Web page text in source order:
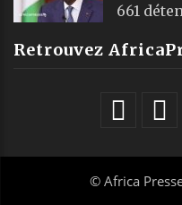
661
Retrouvez
© Africa